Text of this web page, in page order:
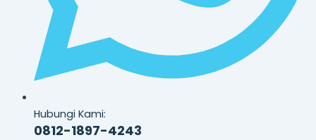
Hubungi Kami:
0812-1897-4243